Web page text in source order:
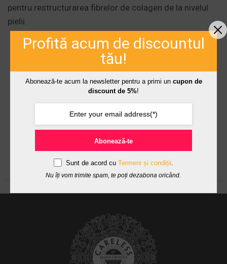
pentru restructurarea fibrelor de colagen de la nivelul
pielii.
Profită acum de discountul
tău!
Abonează-te acum la newsletter pentru a primi un cupon de
discount de 5%!
Abonează-te
Sunt de acord cu Termeni și condiții.
Nu îți vom trimite spam, te poți dezabona oricând.